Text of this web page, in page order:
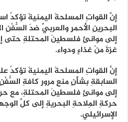
إنَّ القواتِ المسلحةَ اليمنيةَ تؤكدُ
البحرينِ الأحمرِ والعربيِّ ضدَ السُّفُنِ
إلى موانئِ فلسطينَ المحتلةِ حتى
غزةَ منْ غذاءٍ ودواء.
إنَّ القواتِ المسلحةَ اليمنيةَ تؤكدُ
السابقةِ بشأنِ منعِ مرورِ كافةِ السُّفُنِ
إلى موانئِ فلسطينَ المحتلةِ، مع
حركةِ المِلاحةِ البحريةِ إلى كلِّ
الإسرائيلي.